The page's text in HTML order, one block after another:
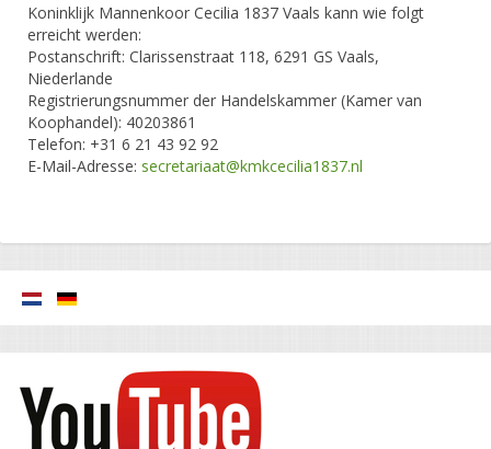
Koninklijk Mannenkoor Cecilia 1837 Vaals kann wie folgt
erreicht werden:
Postanschrift: Clarissenstraat 118, 6291 GS Vaals,
Niederlande
Registrierungsnummer der Handelskammer (Kamer van
Koophandel): 40203861
Telefon: +31 6 21 43 92 92
E-Mail-Adresse: secretariaat@kmkcecilia1837.nl